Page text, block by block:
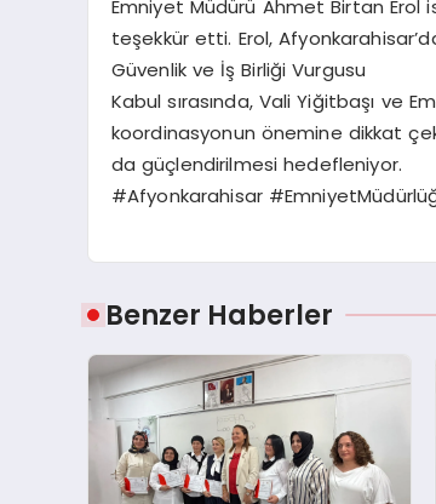
Emniyet Müdürü Ahmet Birtan Erol
teşekkür etti. Erol,
Güvenlik ve İş Birliği Vurgusu
Kabul sırasında, Vali Yiğitbaşı ve
koordinasyonun önemine dikkat
da güçlendirilmesi hedefleniyor.
#Afyonkarahisar
Benzer Haberler